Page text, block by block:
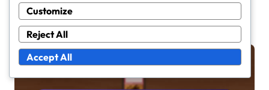
Sie internationale Promo-Codes
verwenden.
Customize
Reject All
Accept All